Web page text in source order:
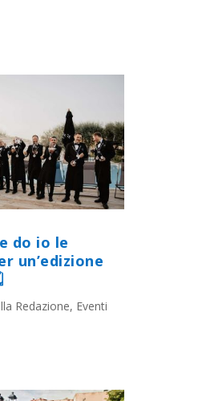
do io le
un’edizione
Redazione, Eventi